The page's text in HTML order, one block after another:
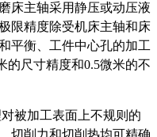
床主轴采用静压或动压液
限精度除受机床主轴和床
平衡、工件中心孔的加工
的尺寸精度和0.5微米的不
被加工表面上不规则的